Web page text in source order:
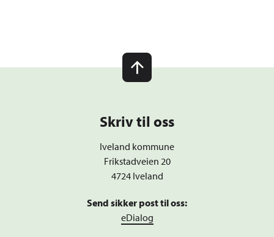
Skriv til oss
Iveland kommune
Frikstadveien 20
4724 Iveland
Send sikker post til oss:
eDialog